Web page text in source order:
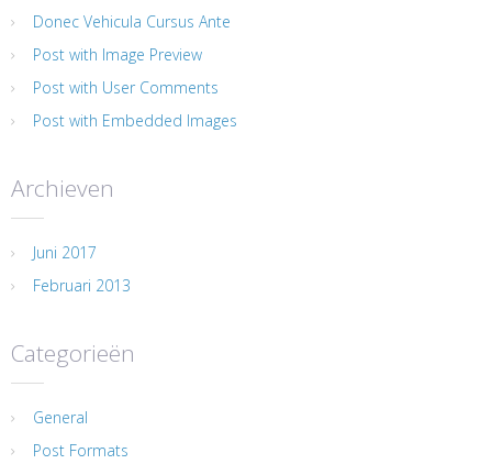
Donec Vehicula Cursus Ante
Post with Image Preview
Post with User Comments
Post with Embedded Images
Archieven
Juni 2017
Februari 2013
Categorieën
General
Post Formats